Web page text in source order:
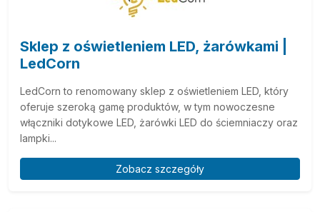
Sklep z oświetleniem LED, żarówkami |
LedCorn
LedCorn to renomowany sklep z oświetleniem LED, który
oferuje szeroką gamę produktów, w tym nowoczesne
włączniki dotykowe LED, żarówki LED do ściemniaczy oraz
lampki...
Zobacz szczegóły